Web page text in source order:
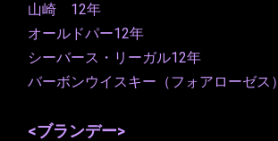
山崎 12年
オールドパー12年
シーバース・リーガル12年
バーボンウイスキー（フォアローゼス）
<ブランデー>